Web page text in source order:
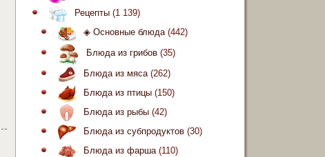
Рецепты (1 139)
◈ Основные блюда(442)
Блюда из грибов (35)
Блюда из мяса(262)
Блюда из птицы (150)
Блюда из рыбы (42)
Блюда из субпродуктов (30)
Блюда из фарша(110)